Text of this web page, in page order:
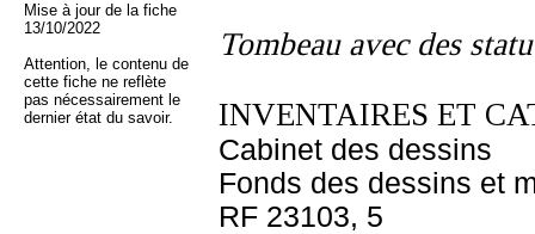
Mise à jour de la fiche
13/10/2022
Attention, le contenu de
cette fiche ne reflète
pas nécessairement le
dernier état du savoir.
Tombeau avec des
INVENTAIRES ET
Cabinet des dessins
Fonds des dessins et
RF 23103, 5